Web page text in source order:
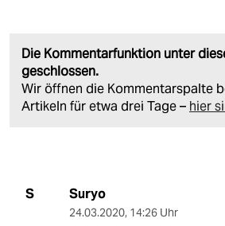
Die Kommentarfunktion unter
geschlossen.
Wir öffnen die Kommentarspalte
Artikeln für etwa drei Tage – hier
S Suryo
24.03.2020, 14:26 Uhr